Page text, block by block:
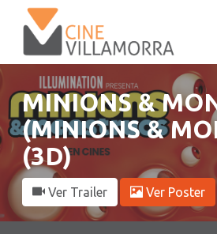
MINIONS &
(MINIONS &
(3D)
Ver Trailer Ver Poster